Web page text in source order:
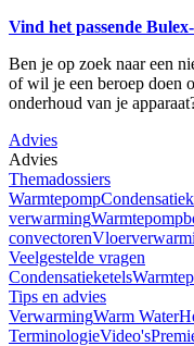
Vind het passende
Ben je op zoek naar een
of wil je een beroep doen
onderhoud van je
Advies
Advies
Themadossiers
Warmtepomp
verwarming
convectoren
Veelgestelde vragen
Condensatieketels
Tips en advies
VerwarmingWarm Water
TerminologieVideo's